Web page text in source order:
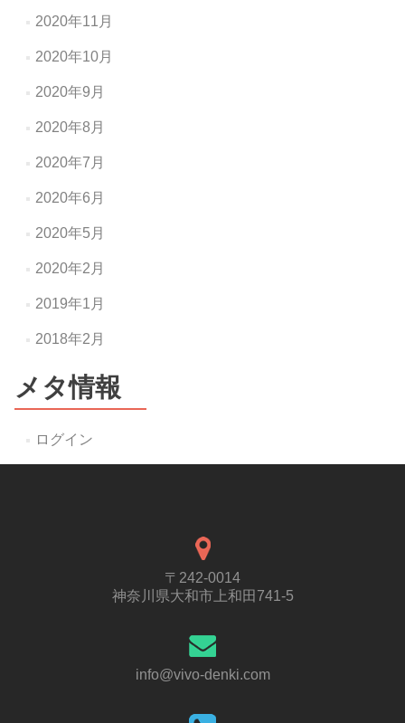
2020年11月
2020年10月
2020年9月
2020年8月
2020年7月
2020年6月
2020年5月
2020年2月
2019年1月
2018年2月
メタ情報
ログイン
〒242-0014
神奈川県大和市上和田741-5
info@vivo-denki.com